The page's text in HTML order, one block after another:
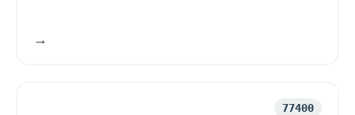
77400